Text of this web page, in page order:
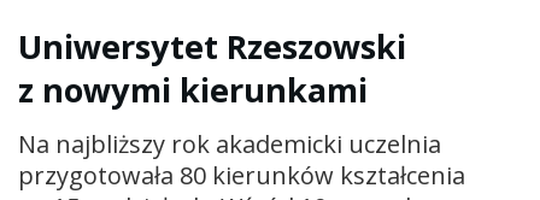
Uniwersytet Rzeszowski
z nowymi kierunkami
Na najbliższy rok akademicki uczelnia
przygotowała 80 kierunków kształcenia